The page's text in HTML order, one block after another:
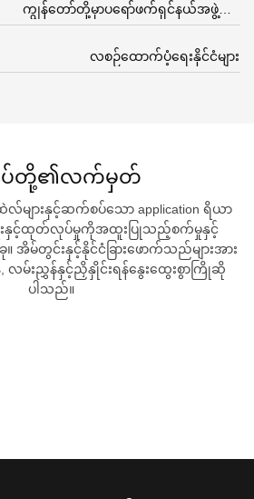
ကျွန်တော်တို့မှာပရော်ဖက်ရှင်နယ်အဖွဲ့ရှိ
တယ်
လစဉ်ထောက်ပံ့ရေးနိုင်ငံများ
ပ်တို့၏လက်မှတ်
လ်များနှင့်ဆက်စပ်သော application ရိယာ
ေးနှင့်ထုတ်လုပ်မှုကိုအထူးပြုသည့်စက်မှုနှင့်
မ်တွင်းနှင့်နိုင်ငံခြားဖောက်သည်များအား
မ်းညွှန်နှင့်ညှိနှိုင်းရန်နွေးထွေးစွာကြိုဆို
ပါသည်။